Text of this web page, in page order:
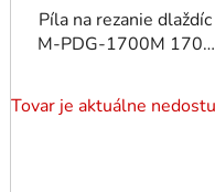
Píla na rezanie dlaždíc
M-PDG-1700M 1700